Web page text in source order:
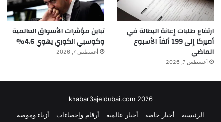
يقول العلماء إن شيخوخة الدماغ تعكس تغيرات
نظامية وتراكمية تتراكم على مدى عقود. يؤثر
تراجع الذاكرة على أنواع مختلفة من الوظائف
المعرفية في وقت واحد.
ارتفاع طلبات إعانة البطالة في
أميركا إلى 199 ألفاً الأسبوع
الماضي
أغسطس 7, 2026
تباين مؤشرات الأسواق العالمية
وكوسبي الكوري يهوي 4.6%
أغسطس 7, 2026
khabar3ajeldubai.com 2026
الرئيسية
أخبار خاصة أخبار عالمية أرقام وإحصاءات أزياء وموضة